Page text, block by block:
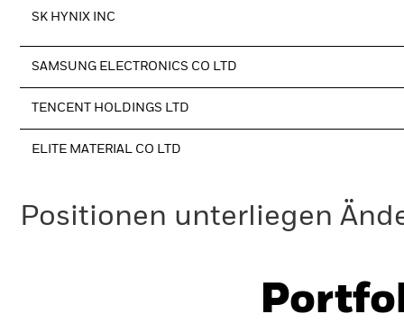
SK HYNIX INC
SAMSUNG ELECTRONICS CO LTD
TENCENT HOLDINGS LTD
ELITE MATERIAL CO LTD
Positionen unterliegen